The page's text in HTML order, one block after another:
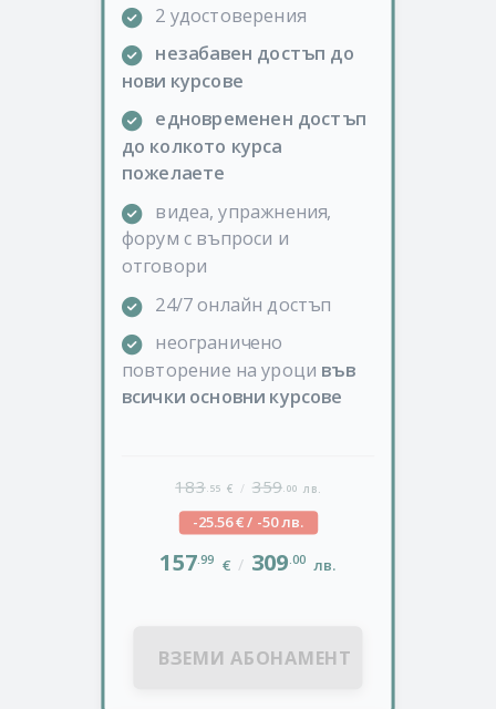
2 удостоверения
незабавен достъп до
нови курсове
едновременен достъп
до колкото курса
пожелаете
видеа, упражнения,
форум с въпроси и
отговори
24/7 онлайн достъп
неограничено
повторение на уроци във
всички основни курсове
183.55 € / 359 .00 лв.
-25.56 € / -50 лв.
157.99 € / 309.00 лв.
ВЗЕМИ АБОНАМЕНТ